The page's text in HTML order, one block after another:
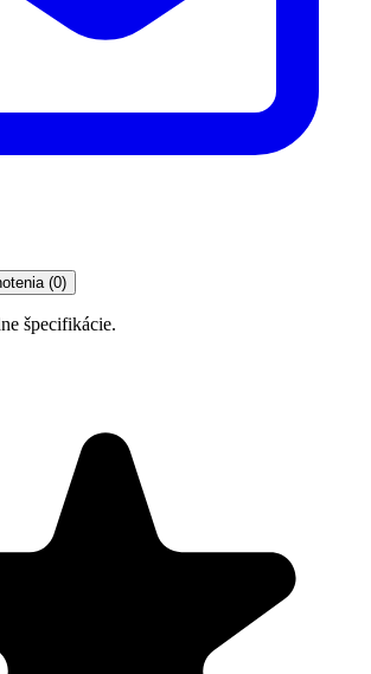
(0)
špecifikácie.